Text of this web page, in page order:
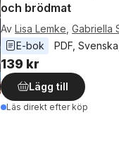
och brödmat
Av Lisa Lemke Gabriella
E-bok
PDF Svenska
139 kr
Lägg till
Läs direkt efter köp